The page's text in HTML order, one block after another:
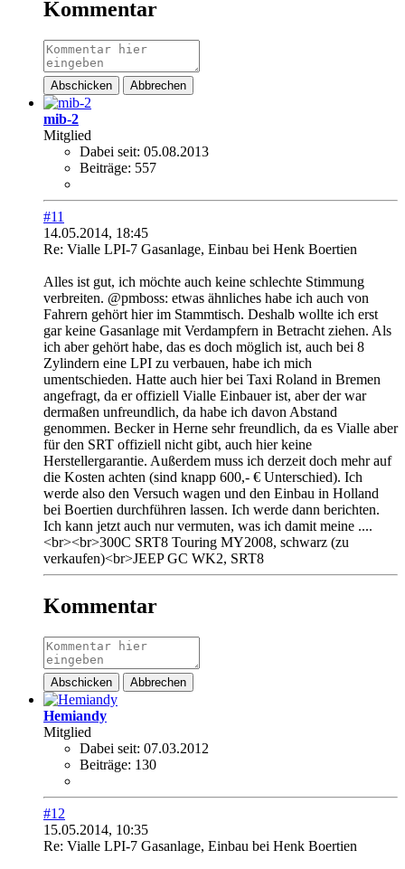
Kommentar
Abschicken Abbrechen
mib-2
Mitglied
Dabei seit: 05.08.2013
Beiträge: 557
#11
14.05.2014, 18:45
Re: Vialle LPI-7 Gasanlage, Einbau bei Henk Boertien
Alles ist gut, ich möchte auch keine schlechte Stimmung
verbreiten. @pmboss: etwas ähnliches habe ich auch von
Fahrern gehört hier im Stammtisch. Deshalb wollte ich erst
gar keine Gasanlage mit Verdampfern in Betracht ziehen. Als
ich aber gehört habe, das es doch möglich ist, auch bei 8
Zylindern eine LPI zu verbauen, habe ich mich
umentschieden. Hatte auch hier bei Taxi Roland in Bremen
angefragt, da er offiziell Vialle Einbauer ist, aber der war
dermaßen unfreundlich, da habe ich davon Abstand
genommen. Becker in Herne sehr freundlich, da es Vialle aber
für den SRT offiziell nicht gibt, auch hier keine
Herstellergarantie. Außerdem muss ich derzeit doch mehr auf
die Kosten achten (sind knapp 600,- € Unterschied). Ich
werde also den Versuch wagen und den Einbau in Holland
bei Boertien durchführen lassen. Ich werde dann berichten.
Ich kann jetzt auch nur vermuten, was ich damit meine ....
<br><br>300C SRT8 Touring MY2008, schwarz (zu
verkaufen)<br>JEEP GC WK2, SRT8
Kommentar
Abschicken Abbrechen
Hemiandy
Mitglied
Dabei seit: 07.03.2012
Beiträge: 130
#12
15.05.2014, 10:35
Re: Vialle LPI-7 Gasanlage, Einbau bei Henk Boertien